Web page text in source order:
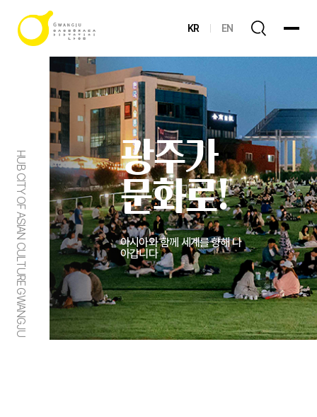
KR EN
HUB CITY OF ASIAN CULTURE GWANGJU
광주가
문화로!
아시아와 함께 세계를 향해 나
아갑니다